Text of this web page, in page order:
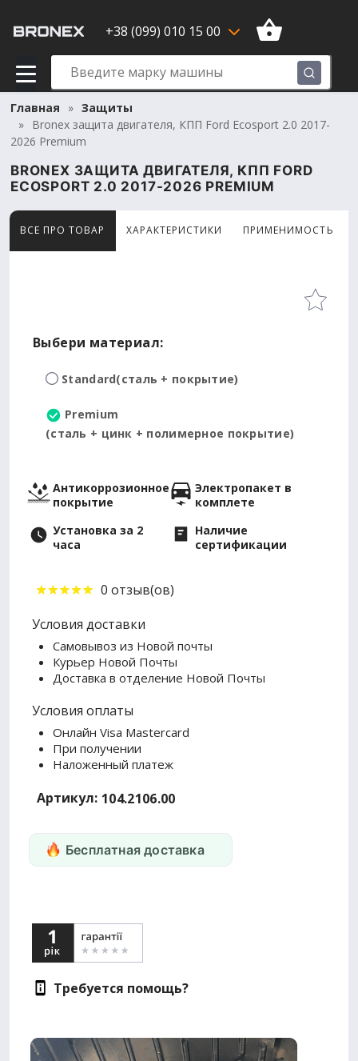
+38 (099) 010 15 00
Главная
Защиты
Bronex защита двигателя, КПП Ford Ecosport 2.0 2017-
2026 Premium
BRONEX ЗАЩИТА ДВИГАТЕЛЯ, КПП FORD
ECOSPORT 2.0 2017-2026 PREMIUM
ВСЕ ПРО ТОВАР ХАРАКТЕРИСТИКИ ПРИМЕНИМОСТЬ
Товар просматривают сейчас 6 человек
Выбери материал:
Standard(сталь + покрытие)
Premium
(сталь + цинк + полимерное покрытие)
Антикоррозионное
покрытие
Электропакет в
комплете
Установка за 2
часа
Наличие
сертификации
0 отзыв(ов)
Условия доставки
Самовывоз из Новой почты
Курьер Новой Почты
Доставка в отделение Новой Почты
Условия оплаты
Онлайн Visa Mastercard
При получении
Наложенный платеж
Артикул: 104.2106.00
Бесплатная доставка
Требуется помощь?